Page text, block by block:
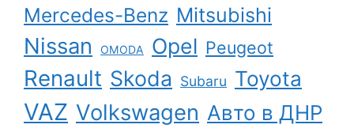
Mercedes-Benz Mitsubishi
Nissan OMODA Opel Peugeot
Renault Skoda Subaru Toyota
VAZ Volkswagen Авто в ДНР